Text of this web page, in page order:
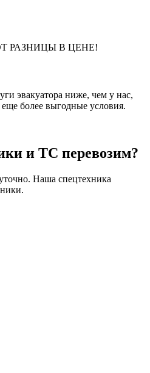
РАЗНИЦЫ В ЦЕНЕ!
эвакуатора ниже, чем у нас,
более выгодные условия.
и ТС перевозим?
Наша спецтехника